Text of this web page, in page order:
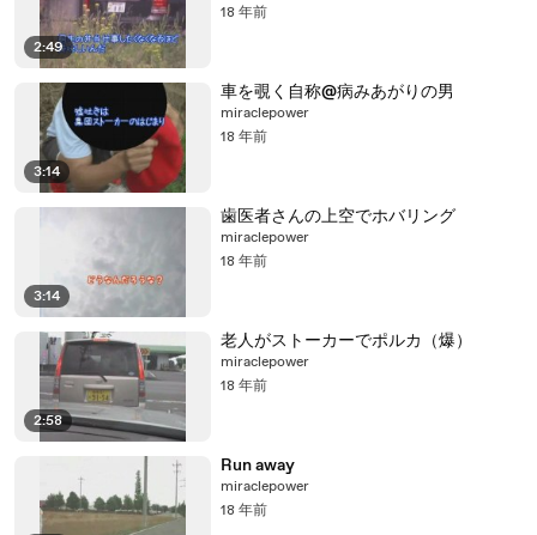
2:49
18 年前
3:14
車を覗く自称@病みあがりの男
miraclepower
18 年前
3:14
歯医者さんの上空でホバリング
miraclepower
18 年前
2:58
老人がストーカーでポルカ（爆）
miraclepower
18 年前
Run away
miraclepower
18 年前